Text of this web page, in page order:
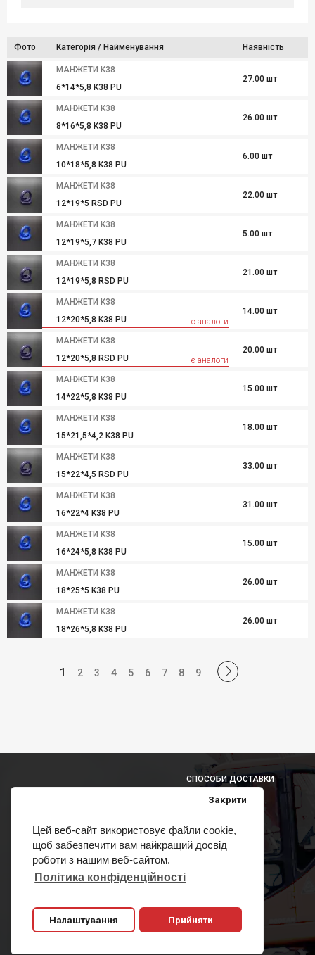
Цей веб-сайт використовує файли cookie,
щоб забезпечити вам найкращий досвід
роботи з нашим веб-сайтом.
Політика конфіденційності
Закрити
Налаштування Прийняти
Фото Категорія / Найменування Наявність
МАНЖЕТИ K38
6*14*5,8 K38 PU
27.00 шт
МАНЖЕТИ K38
8*16*5,8 K38 PU
26.00 шт
МАНЖЕТИ K38
10*18*5,8 K38 PU
6.00 шт
МАНЖЕТИ K38
12*19*5 RSD PU
22.00 шт
МАНЖЕТИ K38
12*19*5,7 K38 PU
5.00 шт
МАНЖЕТИ K38
12*19*5,8 RSD PU
21.00 шт
МАНЖЕТИ K38
12*20*5,8 K38 PU
є аналоги
14.00 шт
МАНЖЕТИ K38
12*20*5,8 RSD PU
є аналоги
20.00 шт
МАНЖЕТИ K38
14*22*5,8 K38 PU
15.00 шт
МАНЖЕТИ K38
15*21,5*4,2 K38 PU
18.00 шт
МАНЖЕТИ K38
15*22*4,5 RSD PU
33.00 шт
МАНЖЕТИ K38
16*22*4 K38 PU
31.00 шт
МАНЖЕТИ K38
16*24*5,8 K38 PU
15.00 шт
МАНЖЕТИ K38
18*25*5 K38 PU
26.00 шт
МАНЖЕТИ K38
18*26*5,8 K38 PU
26.00 шт
1 2 3 4 5 6 7 8 9
СПОСОБИ ДОСТАВКИ
СПОСОБИ ОПЛАТИ